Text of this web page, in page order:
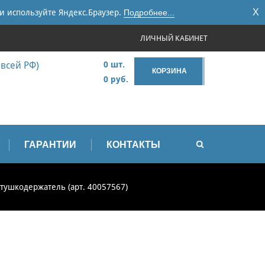
Яндекс.Браузер. Подробнее... X
ЛИЧНЫЙ КАБИНЕТ
всей РФ)
КОРЗИНА
0 шт.
0 руб.
ГАРАНТИИ КОНТАКТЫ
(арт. 40057567)